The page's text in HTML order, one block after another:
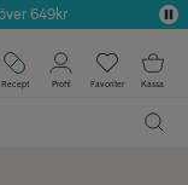
649kr
Recept Profil Favoriter Kassa